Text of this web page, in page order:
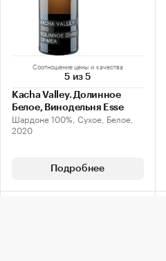
Соотношение цены и качества
5 из 5
Kacha Valley. Долинное
Белое, Винодельня Esse
Шардоне 100%, Сухое, Белое,
2020
Подробнее